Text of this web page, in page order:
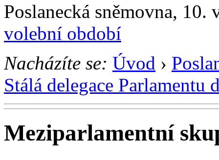
Poslanecká sněmovna,
volební období
Nacházíte se: Úvod ›
Stálá delegace
Meziparlamentní